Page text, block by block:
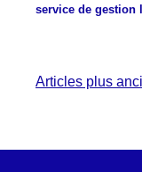
service de gestion
articles
Articles plus